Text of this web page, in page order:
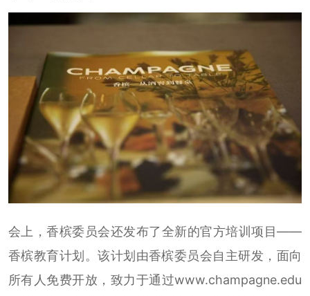
会上，香槟委员会还发布了全新的官方培训项目——
香槟教育计划。该计划由香槟委员会自主研发，面向
所有人免费开放，致力于通过www.champagne.edu